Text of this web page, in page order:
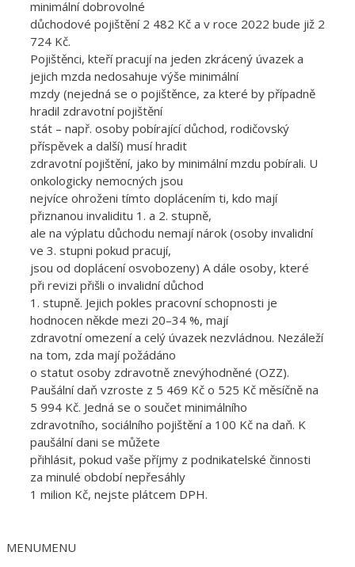
minimální dobrovolné
důchodové pojištění 2 482 Kč a v roce 2022 bude již 2
724 Kč.
Pojištěnci, kteří pracují na jeden zkrácený úvazek a
jejich mzda nedosahuje výše minimální
mzdy (nejedná se o pojištěnce, za které by případně
hradil zdravotní pojištění
stát – např. osoby pobírající důchod, rodičovský
příspěvek a další) musí hradit
zdravotní pojištění, jako by minimální mzdu pobírali. U
onkologicky nemocných jsou
nejvíce ohroženi tímto doplácením ti, kdo mají
přiznanou invaliditu 1. a 2. stupně,
ale na výplatu důchodu nemají nárok (osoby invalidní
ve 3. stupni pokud pracují,
jsou od doplácení osvobozeny) A dále osoby, které
při revizi přišli o invalidní důchod
1. stupně. Jejich pokles pracovní schopnosti je
hodnocen někde mezi 20–34 %, mají
zdravotní omezení a celý úvazek nezvládnou. Nezáleží
na tom, zda mají požádáno
o statut osoby zdravotně znevýhodněné (OZZ).
Paušální daň vzroste z 5 469 Kč o 525 Kč měsíčně na
5 994 Kč. Jedná se o součet minimálního
zdravotního, sociálního pojištění a 100 Kč na daň. K
paušální dani se můžete
přihlásit, pokud vaše příjmy z podnikatelské činnosti
za minulé období nepřesáhly
1 milion Kč, nejste plátcem DPH.
MENUMENU